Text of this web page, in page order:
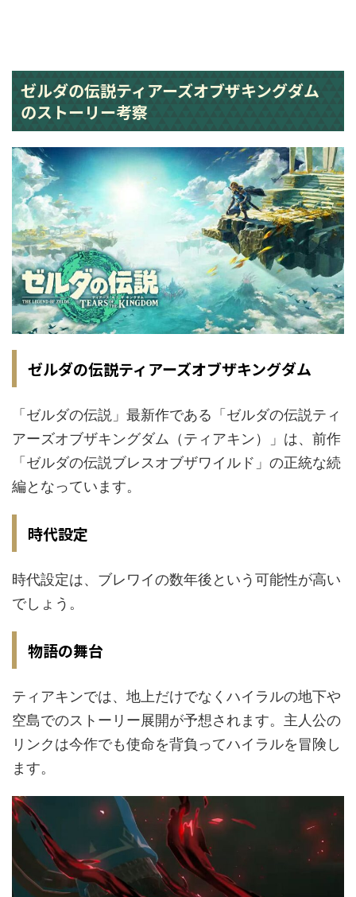
ゼルダの伝説ティアーズオブザキングダム
のストーリー考察
ゼルダの伝説ティアーズオブザキングダム
「ゼルダの伝説」最新作である「ゼルダの伝説ティ
アーズオブザキングダム（ティアキン）」は、前作
「ゼルダの伝説ブレスオブザワイルド」の正統な続
編となっています。
時代設定
時代設定は、ブレワイの数年後という可能性が高い
でしょう。
物語の舞台
ティアキンでは、地上だけでなくハイラルの地下や
空島でのストーリー展開が予想されます。主人公の
リンクは今作でも使命を背負ってハイラルを冒険し
ます。